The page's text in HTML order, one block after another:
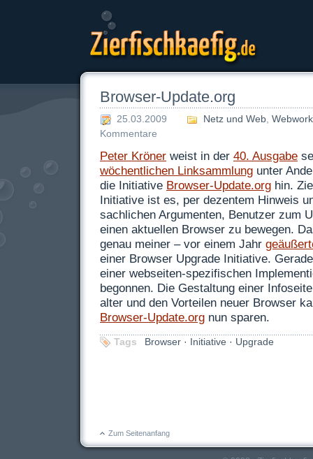
Zierfischkaefig.de
Browser-Update.org
25.03.2009 Netz und Web Webwork
Kommentare
Peter Kröner weist in der 40. Ausgabe
wöchentlichen Linksammlung unter
die Initiative Browser-Update.org hin.
Initiative ist es, per dezentem Hinweis
sachlichen Argumenten, Benutzer zum
einen aktuellen Browser zu bewegen.
genau meiner – vor einem Jahr
einer Browser Upgrade Initiative.
einer webseiten-spezifischen
begonnen. Die Gestaltung einer
alter und den Vorteilen neuer Browser
Browser-Update.org nun sparen.
Tags Browser · Initiative · Upgrade
Zum Seitenanfang